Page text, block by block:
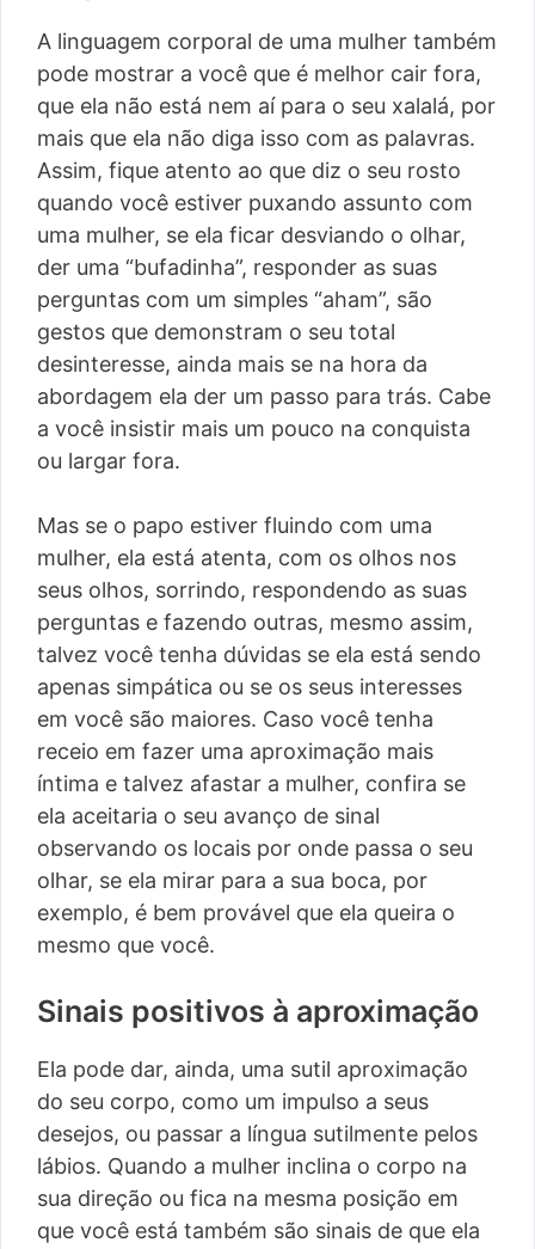
A linguagem corporal de uma mulher também
pode mostrar a você que é melhor cair fora,
que ela não está nem aí para o seu xalalá, por
mais que ela não diga isso com as palavras.
Assim, fique atento ao que diz o seu rosto
quando você estiver puxando assunto com
uma mulher, se ela ficar desviando o olhar,
der uma “bufadinha”, responder as suas
perguntas com um simples “aham”, são
gestos que demonstram o seu total
desinteresse, ainda mais se na hora da
abordagem ela der um passo para trás. Cabe
a você insistir mais um pouco na conquista
ou largar fora.
Mas se o papo estiver fluindo com uma
mulher, ela está atenta, com os olhos nos
seus olhos, sorrindo, respondendo as suas
perguntas e fazendo outras, mesmo assim,
talvez você tenha dúvidas se ela está sendo
apenas simpática ou se os seus interesses
em você são maiores. Caso você tenha
receio em fazer uma aproximação mais
íntima e talvez afastar a mulher, confira se
ela aceitaria o seu avanço de sinal
observando os locais por onde passa o seu
olhar, se ela mirar para a sua boca, por
exemplo, é bem provável que ela queira o
mesmo que você.
Sinais positivos à aproximação
Ela pode dar, ainda, uma sutil aproximação
do seu corpo, como um impulso a seus
desejos, ou passar a língua sutilmente pelos
lábios. Quando a mulher inclina o corpo na
sua direção ou fica na mesma posição em
que você está também são sinais de que ela